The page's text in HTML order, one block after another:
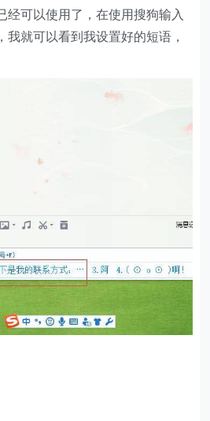
经可以使用了，在使用搜狗输入
我就可以看到我设置好的短语，